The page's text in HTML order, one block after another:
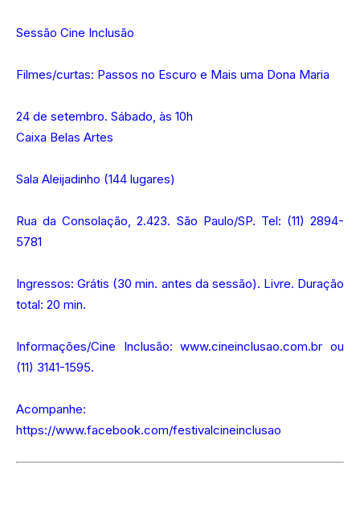
Sessão Cine Inclusão
Filmes/curtas: Passos no Escuro e Mais uma Dona Maria
24 de setembro. Sábado, às 10h
Caixa Belas Artes
Sala Aleijadinho (144 lugares)
Rua da Consolação, 2.423. São Paulo/SP. Tel: (11) 2894-
5781
Ingressos: Grátis (30 min. antes da sessão). Livre. Duração
total: 20 min.
Informações/Cine Inclusão:www.cineinclusao.com.br ou
(11) 3141-1595.
Acompanhe:
https://www.facebook.com/festivalcineinclusao